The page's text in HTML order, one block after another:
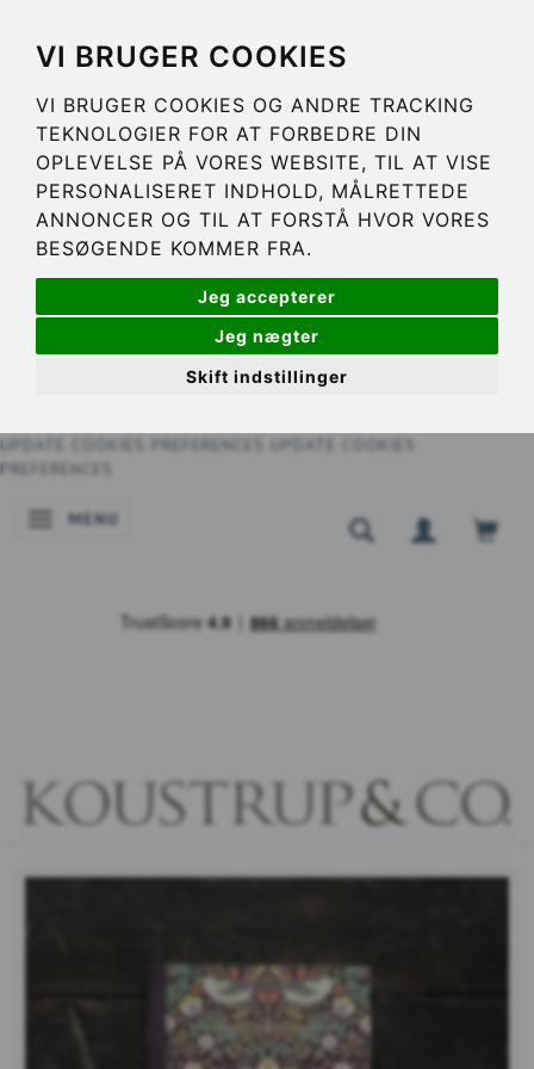
VI BRUGER COOKIES
VI BRUGER COOKIES OG ANDRE TRACKING
TEKNOLOGIER FOR AT FORBEDRE DIN
OPLEVELSE PÅ VORES WEBSITE, TIL AT VISE
PERSONALISERET INDHOLD, MÅLRETTEDE
ANNONCER OG TIL AT FORSTÅ HVOR VORES
BESØGENDE KOMMER FRA.
Jeg accepterer
Jeg nægter
Skift indstillinger
UPDATE COOKIES PREFERENCES
UPDATE COOKIES
PREFERENCES
NAVIGATIE IN-/UITSCHAKELEN
MENU